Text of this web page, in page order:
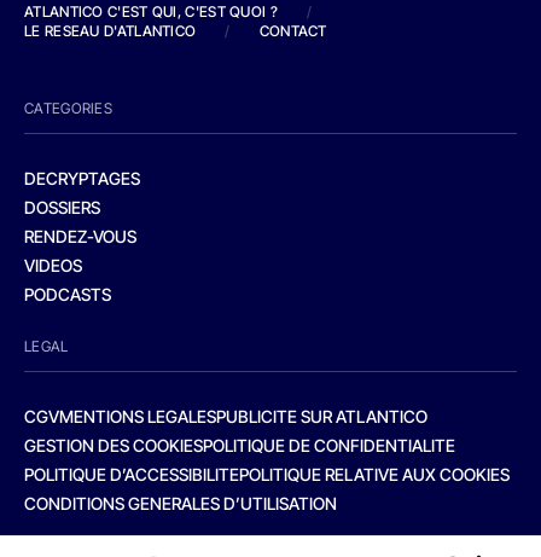
ATLANTICO C'EST QUI, C'EST QUOI ?
/
LE RESEAU D'ATLANTICO
/ CONTACT
CATEGORIES
DECRYPTAGES
DOSSIERS
RENDEZ-VOUS
VIDEOS
PODCASTS
LEGAL
CGVMENTIONS LEGALESPUBLICITE SUR ATLANTICO
GESTION DES COOKIESPOLITIQUE DE CONFIDENTIALITE
POLITIQUE D’ACCESSIBILITEPOLITIQUE RELATIVE AUX COOKIES
CONDITIONS GENERALES D’UTILISATION